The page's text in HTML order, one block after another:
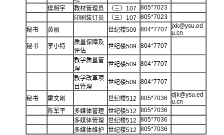
侯明宇 教材管理员 （三）107
805*7023
印刷装订员
（三）107
805*7023
秘书
黄丽 世纪楼509 804*7707
jxk@ysu.ed
u.cn
秘书
李小特
质量保障及
评估
世纪楼509 804*7707
教学质量管
理
世纪楼509 804*7707
教学改革项
目管理
世纪楼509 804*7707
秘书 霍文刚 世纪楼512 805*7036
djk@ysu.ed
u.cn
陈军平
多媒体管理 世纪楼512
805*7036
多媒体管理 世纪楼512
805*7036
多媒体维护
世纪楼512 805*7036